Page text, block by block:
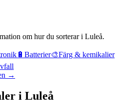
om hur du sorterar i Luleå.
🔋 Batterier🎨Färg & kemikalier
→
i Luleå